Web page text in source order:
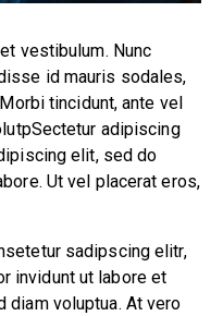
vestibulum. Nunc
id mauris sodales,
tincidunt, ante vel
adipiscing
elit, sed do
Ut vel placerat eros,
sadipscing elitr,
invidunt ut labore et
diam voluptua. At vero